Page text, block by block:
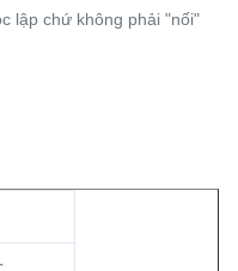
lập chứ không phải "nối"